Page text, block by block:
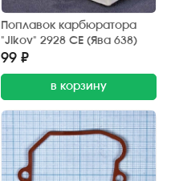
Поплавок карбюратора
"Jikov" 2928 СЕ (Ява 638)
99 ₽
в корзину